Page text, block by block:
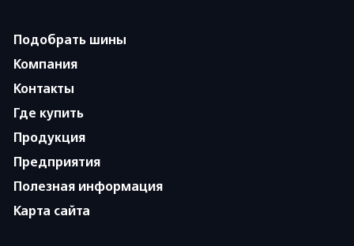
Подобрать шины
Компания
Контакты
Где купить
Продукция
Предприятия
Полезная информация
Карта сайта